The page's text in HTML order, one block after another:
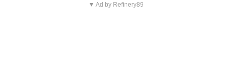
▼ Ad by Refinery89